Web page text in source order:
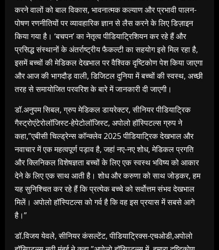
करने वालों को बाल विकास, भावनात्मक कल्याण और प्रभावी पालन-
पोषण रणनीतियों पर व्यावहारिक ज्ञान से लैस करने के लिए डिज़ाइन
किया गया है। ‘बचपन’ का नेतृत्व पीडियाट्रिशियन कर रहे हैं और
प्रसिद्ध संस्थानों के अंतर्राष्ट्रीय फैकल्टी का सहयोग इसे मिल रहा है,
इसमें बच्चों की मेडिकल देखभाल पर वैश्विक दृष्टिकोण पेश किया जाएगा
और आज की भागदौड़ वाली, डिजिटल दुनिया में बच्चों की स्वस्थ, अच्छी
तरह से समायोजित परवरिश के बारे में जानकारी दी जाएगी।
डॉ.अनुपम सिबल, ग्रुप मेडिकल डायरेक्टर, सीनियर पीडियाट्रिक
गैस्ट्रोएंटेरोलॉजिस्ट-हेपेटोलॉजिस्ट, अपोलो हॉस्पिटल्स ग्रुप ने
कहा,”एबीसी चिल्ड्रेन्स कॉन्क्लेव 2025 पीडियाट्रिक देखभाल और
नवाचार में एक महत्वपूर्ण पड़ाव है, जहां नए-नए शोध, मेडिकल प्रगति
और क्लिनिकल विशेषज्ञता बच्चों के लिए एक स्वस्थ भविष्य को आकार
देने के लिए एक साथ आती है। शोध और करुणा को साथ जोड़कर, हम
यह सुनिश्चित कर रहे हैं कि प्रत्येक बच्चे को सर्वोत्तम संभव देखभाल
मिलें। अपोलो हॉस्पिटल्स को गर्व है कि वह इस प्रयास में सबसे आगे
है।”
डॉ.विजय येवले, सीनियर कंसल्टेंट, पीडियाट्रिक्स-एचओडी,अपोलो